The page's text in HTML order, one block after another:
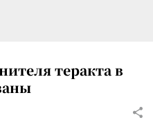
теракта в